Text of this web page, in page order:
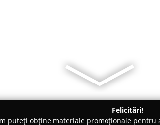
Felicitări!
puteți obține materiale promoționale pentru